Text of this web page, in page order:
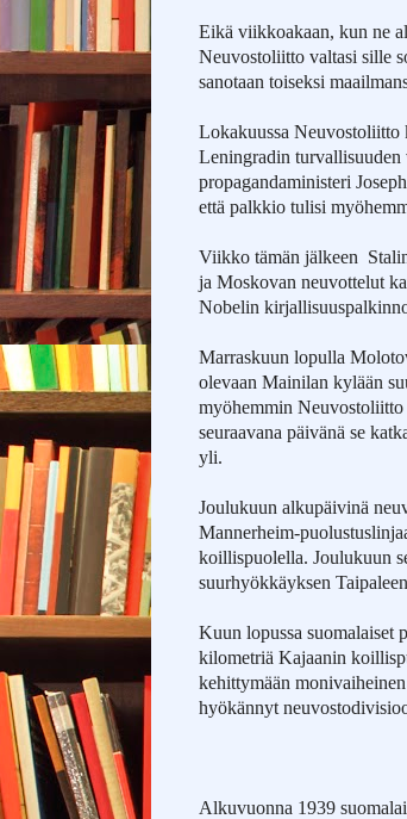
Eikä viikkoakaan, kun ne
Neuvostoliitto valtasi sille
sanotaan toiseksi
Lokakuussa Neuvostoliitto
Leningradin turvallisuuden
propagandaministeri
että palkkio tulisi
Viikko tämän jälkeen
ja Moskovan neuvottelut
Nobelin
Marraskuun lopulla
olevaan Mainilan kylään
myöhemmin Neuvostoliitto
seuraavana päivänä se
yli.
Joulukuun alkupäivinä
Mannerheim-
koillispuolella. Joulukuun
suurhyökkäyksen
Kuun lopussa suomalaiset
kilometriä Kajaanin
kehittymään
hyökännyt
Alkuvuonna 1939